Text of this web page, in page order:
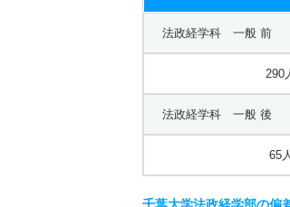
法政経学科 一般 前
290
法政経学科 一般 後
65人
千葉大学法政経学部の偏